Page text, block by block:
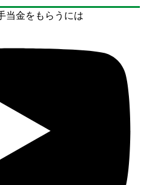
当金をもらうには